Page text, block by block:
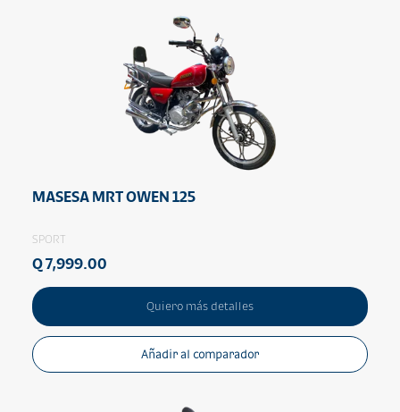
MASESA MRT OWEN 125
SPORT
Q 7,999.00
Quiero más detalles
Añadir al comparador